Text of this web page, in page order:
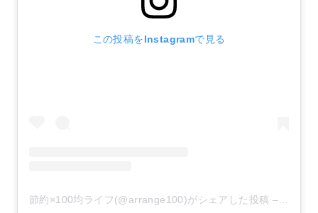
この投稿をInstagramで見る
節約×100均ライフ(@arrange100)がシェアした投稿 – 2020